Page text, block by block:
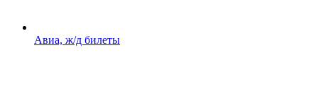
Авиа, ж/д билеты